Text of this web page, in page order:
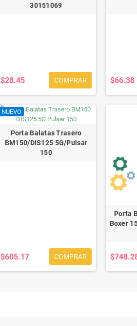
30151069
$28.45 COMPRAR $66.38
NUEVO
Porta Balatas Trasero
BM150/DIS125 5G/Pulsar
150
$605.17 COMPRAR
Porta
Boxer